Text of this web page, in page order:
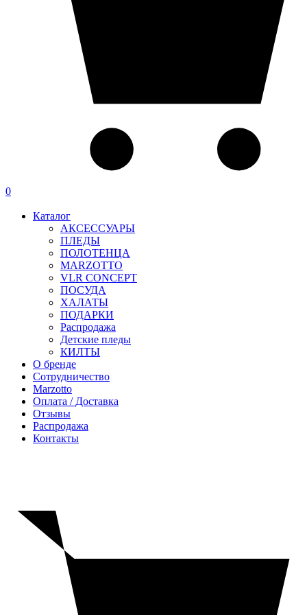
0
Каталог
АКСЕССУАРЫ
ПЛЕДЫ
ПОЛОТЕНЦА
MARZOTTO
VLR CONCEPT
ПОСУДА
ХАЛАТЫ
ПОДАРКИ
Распродажа
Детские пледы
КИЛТЫ
О бренде
Сотрудничество
Marzotto
Оплата / Доставка
Отзывы
Распродажа
Контакты